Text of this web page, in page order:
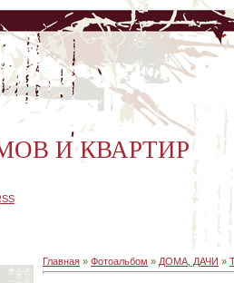
И КВАРТИР
Главная » Фотоальбом » ДОМА, ДАЧИ »